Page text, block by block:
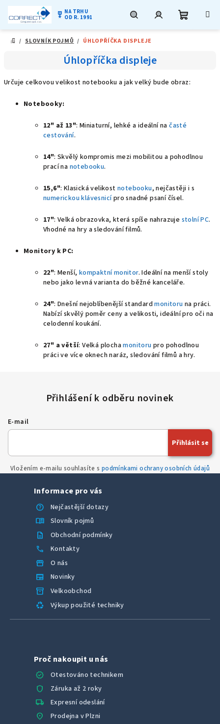
military_tech NA TRHU
OD R. 1991
DOMŮ
/ SLOVNÍK POJMŮ / ÚHLOPŘÍČKA DISPLEJE
Úhlopříčka displeje
Určuje celkovou velikost notebooku a jak velký bude obraz:
Notebooky:
12" až 13": Miniaturní, lehké a ideální načasté
cestování.
14": Skvělý kompromis mezi mobilitou a pohodlnou
prací na notebooku.
15,6": Klasická velikostnotebooku, nejčastěji i s
numerickou klávesnicípro snadné psaní čísel.
17": Velká obrazovka, která spíše nahrazuje stolní PC.
Vhodné na hry a sledování filmů.
Monitory k PC:
22": Menší, kompaktní monitor. Ideální na menší stoly
nebo jako levná varianta do běžné kanceláře.
24": Dnešní nejoblíbenější standardmonitoru na práci.
Nabízí skvělý poměr ceny a velikosti, ideální pro oči na
celodenní koukání.
27" a větší: Velká plochamonitoru pro pohodlnou
práci ve více oknech naráz, sledování filmů a hry.
E-mail
Vložením e-mailu souhlasíte s podmínkami ochrany osobních údajů
Přihlásit se
Informace pro vás
help
Nejčastější dotazy
menu_book Slovník pojmů
description Obchodní podmínky
call Kontakty
storefront O nás
newspaper Novinky
inventory_2 Velkoobchod
recycling Výkup použité techniky
Proč nakoupit u nás
verified
Otestováno technikem
shield Záruka až 2 roky
local_shipping Expresní odeslání
location_on Prodejna v Plzni